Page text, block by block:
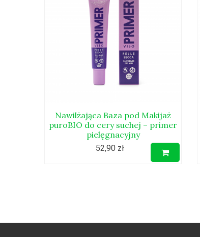
Nawilżająca Baza pod Makijaż
puroBIO do cery suchej – primer
pielęgnacyjny
52,90 zł